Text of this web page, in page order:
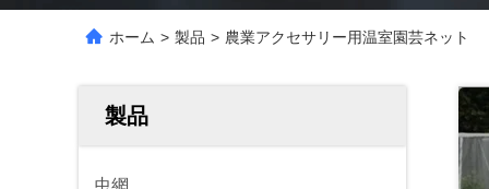
ホーム > 製品 > 農業アクセサリー用温室園芸ネット
製品
虫網